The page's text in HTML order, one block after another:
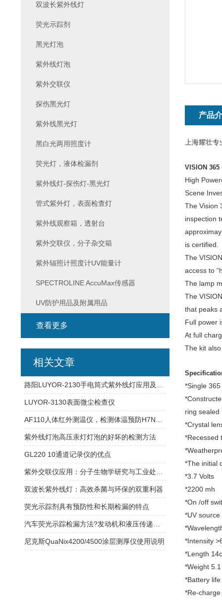
产品
上海耀壮
VISION
High
Scene
The Vision
inspection
is certified.
The
access to
The lamp
The
that peaks
Full power
At full
The kit
*Single
ring sealed
*Crystal
*Recessed
*The initial
*3.7 Volts
*2200 mh
*On /off
*UV source
*Intensity
*Length
*Weight
*Battery
*Re-
双波长紫外线灯
荧光示踪剂
黑光灯泡
紫外线灯泡
紫外交联仪
探伤黑光灯
紫外线黑光灯
黑白光两用照度计
荧光灯，液体检漏剂
紫外线灯-探伤灯-黑光灯
管式紫外灯，表面检查灯
紫外线观察箱，透射台
紫外交联仪，分子杂交箱
紫外辐照计照度计UV能量计
SPECTROLINE AccuMax传感器
UV防护用品及附属用品
查看更多
相关文章
LUYOR-3130表面微尘检查仪
紫外线灯泡高压汞灯灯泡的好坏的检测方法
GL220 10通道记录仪的优点
双波长紫外线灯：高效杀菌与环保的双重利器
荧光示踪剂具有预防性和长期检漏的特点
尼克斯QuaNix4200/4500涂层测厚仪使用说明